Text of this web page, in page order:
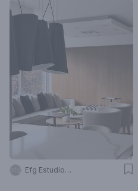
Efg Estudio Filcman Gurfinkiel